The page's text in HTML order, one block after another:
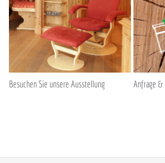
Besuchen Sie unsere Ausstellung Anfrage &